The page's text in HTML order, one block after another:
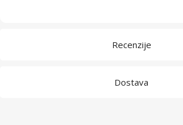
Recenzije
Dostava